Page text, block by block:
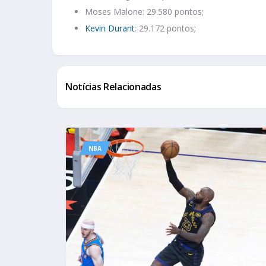
Moses Malone: 29.580 pontos;
Kevin Durant: 29.172 pontos;
Notícias Relacionadas
NBA